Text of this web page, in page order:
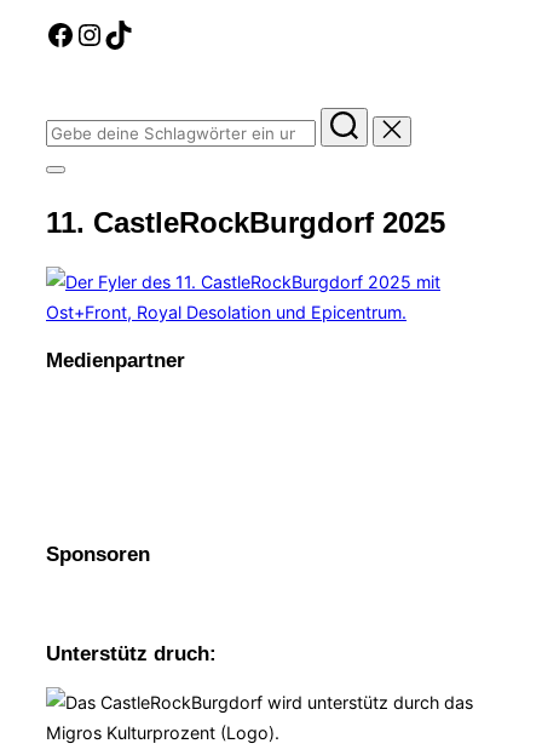
Facebook
Instagram
TikTok
Suchen
nach:
Seitenleiste
Navigation
umschalten
11. CastleRockBurgdorf 2025
Medienpartner
Sponsoren
Unterstütz druch: